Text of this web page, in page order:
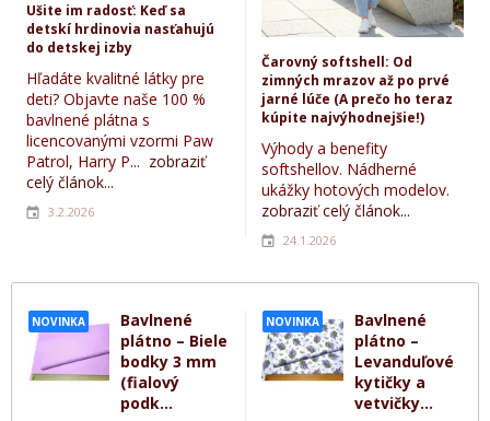
NOVINKA
Bavlnené
plátno – Biele
bodky 3 mm
(fialový
podk...
NOVINKA
Bavlnené
plátno –
Levanduľové
kytičky a
vetvičky...
Ušite im radosť: Keď sa
detskí hrdinovia nasťahujú
do detskej izby
Hľadáte kvalitné látky pre
deti? Objavte naše 100 %
bavlnené plátna s
licencovanými vzormi Paw
Patrol, Harry P... zobraziť
celý článok...
3.2.2026
Čarovný softshell: Od
zimných mrazov až po prvé
jarné lúče (A prečo ho teraz
kúpite najvýhodnejšie!)
Výhody a benefity
softshellov. Nádherné
ukážky hotových modelov.
zobraziť celý článok...
24.1.2026